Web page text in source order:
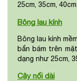
25cm, 35cm,
Bông lau kính
Bông lau kính
bẩn bám trên
dạng như 25cm,
Cây nối dài